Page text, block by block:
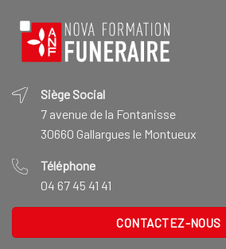
Siège Social
7 avenue de la Fontanisse
30660 Gallargues le Montueux
Téléphone
04 67 45 41 41
CONTACTEZ-NOUS